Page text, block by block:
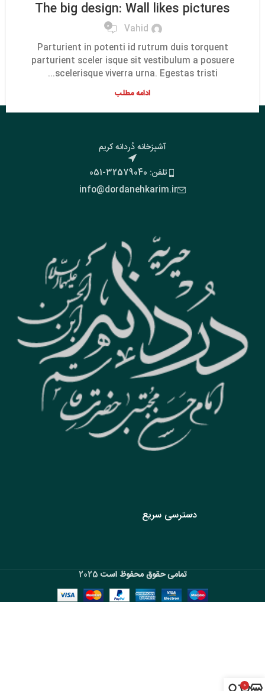
The big design: Wall likes pictures
Vahid
0
Parturient in potenti id rutrum duis torquent
parturient sceler isque sit vestibulum a posuere
scelerisque viverra urna. Egestas tristi...
ادامه مطلب
آشپزخانه دُردانه کریم
تلفن: 32579040-051
info@dordanehkarim.ir
دسترسی سریع
تمامی حقوق محفوظ است2025
0